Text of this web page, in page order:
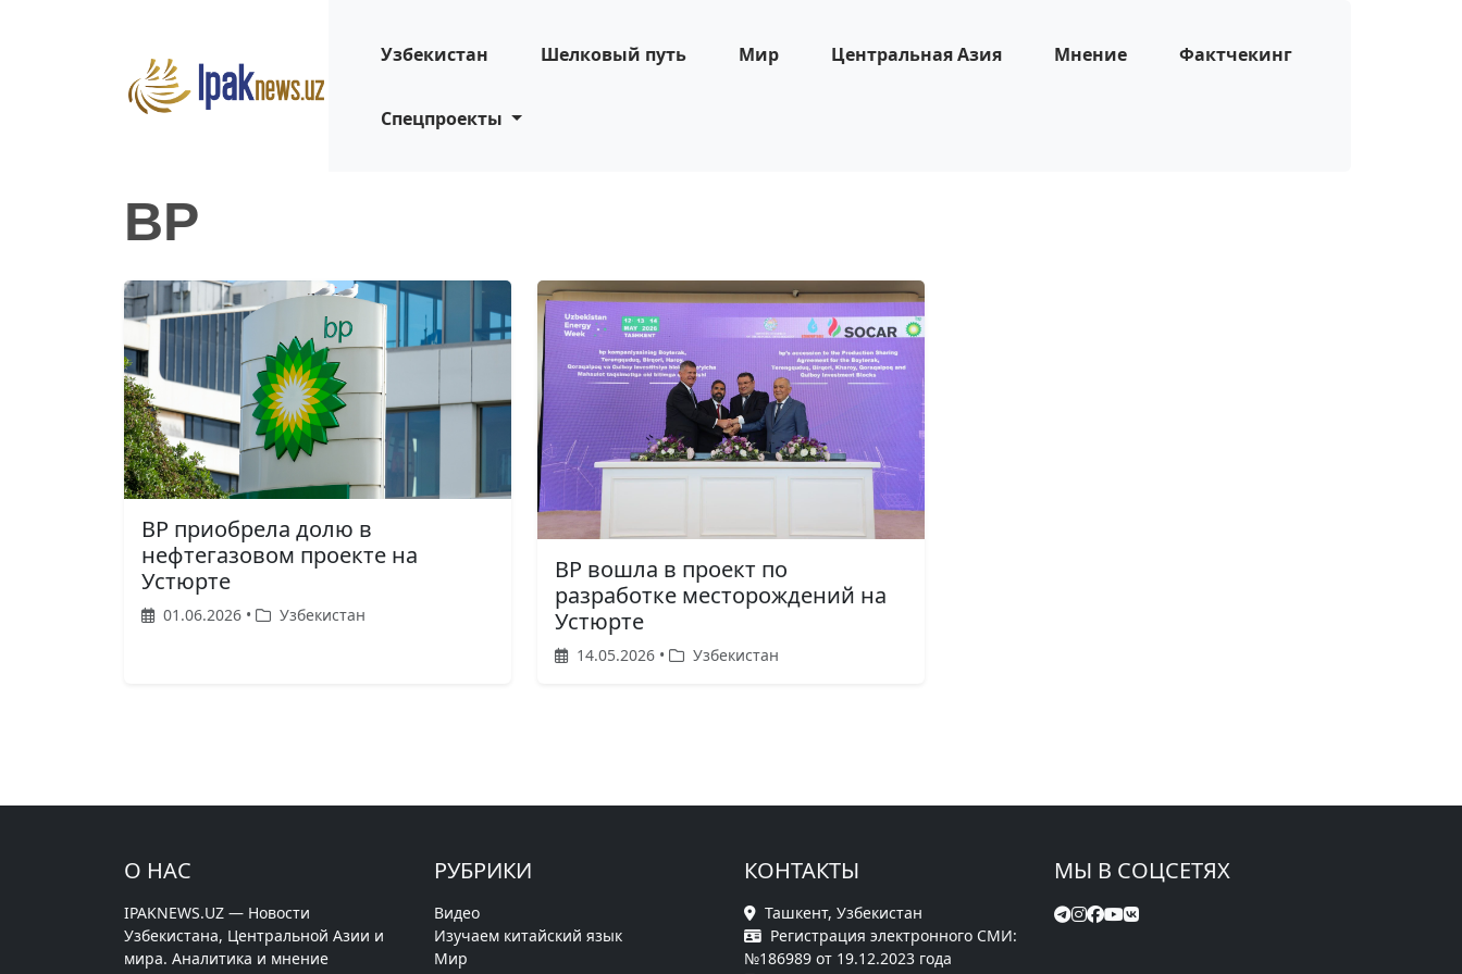
Узбекистан Шелковый путь Мир Центральная Азия Мнение Фактчекинг
Спецпроекты
BP
BP приобрела долю в
нефтегазовом проекте на
Устюрте
01.06.2026 • Узбекистан
BP вошла в проект по
разработке месторождений на
Устюрте
14.05.2026 • Узбекистан
О НАС
IPAKNEWS.UZ — Новости
Узбекистана, Центральной Азии и
мира. Аналитика и мнение
РУБРИКИ
Видео
Изучаем китайский язык
Мир
КОНТАКТЫ
Ташкент, Узбекистан
Регистрация электронного СМИ:
№186989 от 19.12.2023 года
МЫ В СОЦСЕТЯХ